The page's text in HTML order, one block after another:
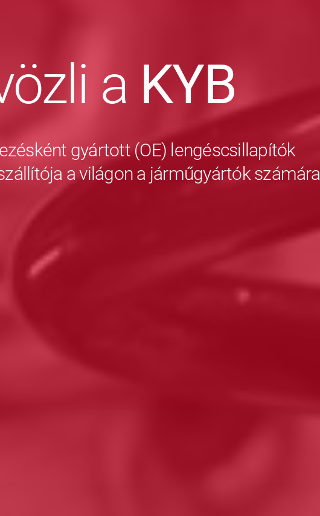
a KYB
gyártott (OE) lengéscsillapítók
a világon a járműgyártók számára